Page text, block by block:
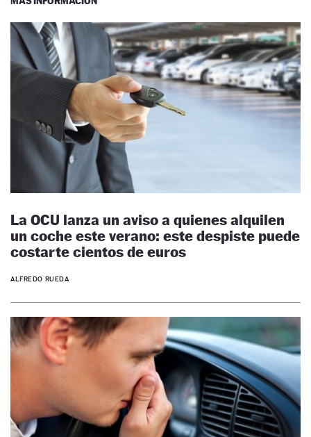
La OCU lanza un aviso a quienes alquilen
un coche este verano: este despiste puede
costarte cientos de euros
ALFREDO RUEDA